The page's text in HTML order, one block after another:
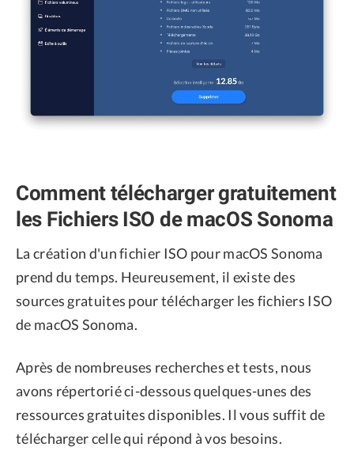
Comment télécharger gratuitement
les Fichiers ISO de macOS Sonoma
La création d'un fichier ISO pour macOS Sonoma
prend du temps. Heureusement, il existe des
sources gratuites pour télécharger les fichiers ISO
de macOS Sonoma.
Après de nombreuses recherches et tests, nous
avons répertorié ci-dessous quelques-unes des
ressources gratuites disponibles. Il vous suffit de
télécharger celle qui répond à vos besoins.